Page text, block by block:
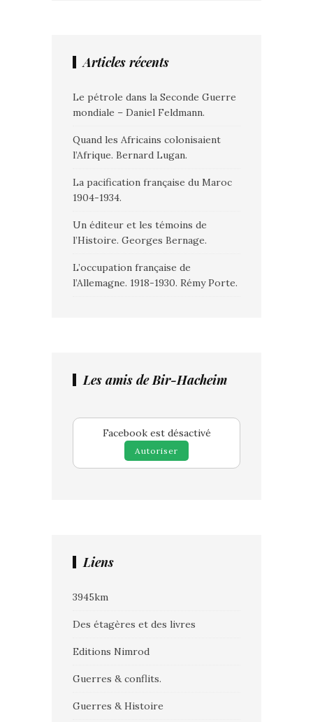
Articles récents
Le pétrole dans la Seconde Guerre
mondiale – Daniel Feldmann.
Quand les Africains colonisaient
l’Afrique. Bernard Lugan.
La pacification française du Maroc
1904-1934.
Un éditeur et les témoins de
l’Histoire. Georges Bernage.
L’occupation française de
l’Allemagne. 1918-1930. Rémy Porte.
Les amis de Bir-Hacheim
Facebook est désactivé
Autoriser
Liens
3945km
Des étagères et des livres
Editions Nimrod
Guerres & conflits.
Guerres & Histoire